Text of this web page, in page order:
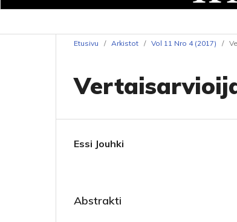
Etusivu / Arkistot / Vol 11 Nro 4 (2017) /
Essi Jouhki
Abstrakti